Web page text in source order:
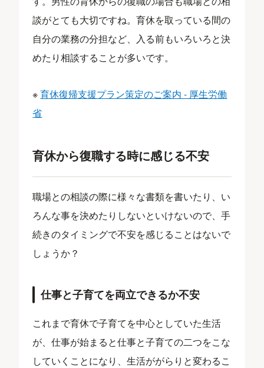
談がとても大切ですね。育休を取っている間の
自分の業務の分担など、入る前もいろいろと決
めたり相談することが多いです。
※育休復帰支援プラン策定のご案内 - 厚生労働
省
育休から復職する時に感じる不安
職場との相談の際に様々な書類を書いたり、い
ろんな事を決めたりしないといけないので、手
続きのタイミングで不安を感じることはないで
しょうか？
仕事と子育てを両立できるか不安
これまで育休で子育てを中心としていた生活
が、仕事が始まると仕事と子育ての二つをこな
していくことになり、生活ががらりと変わるこ